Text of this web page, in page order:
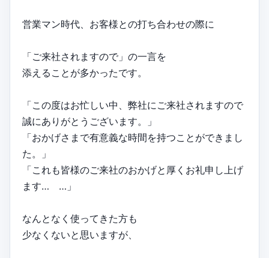
営業マン時代、お客様との打ち合わせの際に
「ご来社されますので」の一言を
添えることが多かったです。
「この度はお忙しい中、弊社にご来社されますので
誠にありがとうございます。」
「おかげさまで有意義な時間を持つことができまし
た。」
「これも皆様のご来社のおかげと厚くお礼申し上げ
ます… …」
なんとなく使ってきた方も
少なくないと思いますが、